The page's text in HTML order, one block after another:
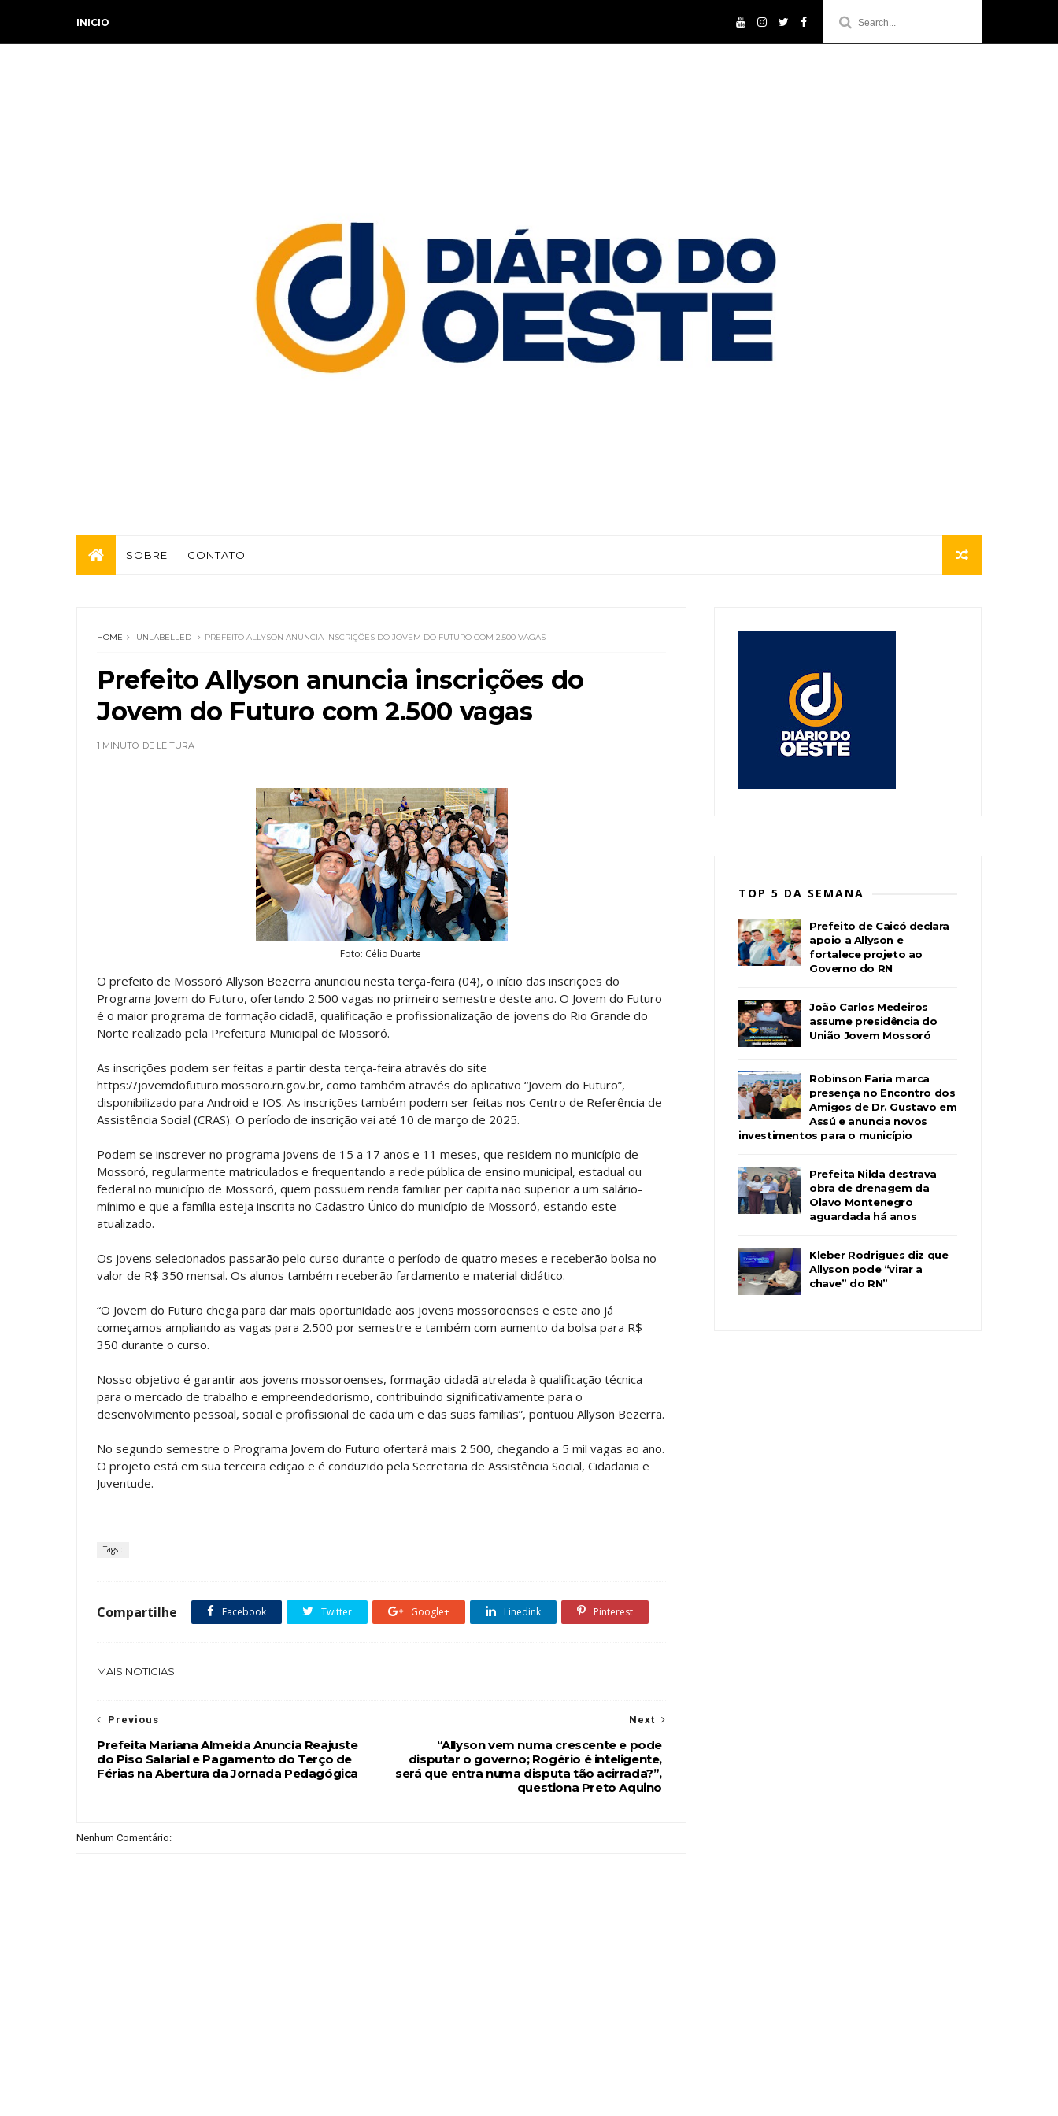
INICIO
SOBRE CONTATO
HOME UNLABELLED PREFEITO ALLYSON ANUNCIA INSCRIÇÕES DO JOVEM DO FUTURO COM 2.500 VAGAS
Prefeito Allyson anuncia inscrições do
Jovem do Futuro com 2.500 vagas
1 MINUTO DE LEITURA
Foto: Célio Duarte
O prefeito de Mossoró Allyson Bezerra anunciou nesta terça-feira (04), o início das inscrições do
Programa Jovem do Futuro, ofertando 2.500 vagas no primeiro semestre deste ano. O Jovem do Futuro
é o maior programa de formação cidadã, qualificação e profissionalização de jovens do Rio Grande do
Norte realizado pela Prefeitura Municipal de Mossoró.
As inscrições podem ser feitas a partir desta terça-feira através do site
https://jovemdofuturo.mossoro.rn.gov.br, como também através do aplicativo “Jovem do Futuro”,
disponibilizado para Android e IOS. As inscrições também podem ser feitas nos Centro de Referência de
Assistência Social (CRAS). O período de inscrição vai até 10 de março de 2025.
Podem se inscrever no programa jovens de 15 a 17 anos e 11 meses, que residem no município de
Mossoró, regularmente matriculados e frequentando a rede pública de ensino municipal, estadual ou
federal no município de Mossoró, quem possuem renda familiar per capita não superior a um salário-
mínimo e que a família esteja inscrita no Cadastro Único do município de Mossoró, estando este
atualizado.
Os jovens selecionados passarão pelo curso durante o período de quatro meses e receberão bolsa no
valor de R$ 350 mensal. Os alunos também receberão fardamento e material didático.
“O Jovem do Futuro chega para dar mais oportunidade aos jovens mossoroenses e este ano já
começamos ampliando as vagas para 2.500 por semestre e também com aumento da bolsa para R$
350 durante o curso.
Nosso objetivo é garantir aos jovens mossoroenses, formação cidadã atrelada à qualificação técnica
para o mercado de trabalho e empreendedorismo, contribuindo significativamente para o
desenvolvimento pessoal, social e profissional de cada um e das suas famílias”, pontuou Allyson Bezerra.
No segundo semestre o Programa Jovem do Futuro ofertará mais 2.500, chegando a 5 mil vagas ao ano.
O projeto está em sua terceira edição e é conduzido pela Secretaria de Assistência Social, Cidadania e
Juventude.
Tags :
Compartilhe Facebook Twitter Google+ Linedink Pinterest
MAIS NOTÍCIAS
Next
“Allyson vem numa crescente e pode
disputar o governo; Rogério é inteligente,
será que entra numa disputa tão acirrada?”,
questiona Preto Aquino
Previous
Prefeita Mariana Almeida Anuncia Reajuste
do Piso Salarial e Pagamento do Terço de
Férias na Abertura da Jornada Pedagógica
Nenhum Comentário:
TOP 5 DA SEMANA
Prefeito de Caicó declara
apoio a Allyson e
fortalece projeto ao
Governo do RN
João Carlos Medeiros
assume presidência do
União Jovem Mossoró
Robinson Faria marca
presença no Encontro dos
Amigos de Dr. Gustavo em
Assú e anuncia novos
investimentos para o município
Prefeita Nilda destrava
obra de drenagem da
Olavo Montenegro
aguardada há anos
Kleber Rodrigues diz que
Allyson pode “virar a
chave” do RN”